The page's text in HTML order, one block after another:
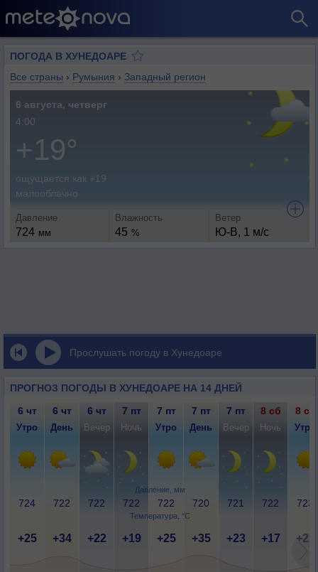
ПОГОДА В ХУНЕДОАРЕ
Все страны › Румыния › Западный регион
6 августа, четверг
4:00
+19°
ощущается как +19
малооблачно
Давление
724 мм
Влажность
45 %
Ветер
Ю-В, 1 м/с
Прослушать погоду в Хунедоаре
ПРОГНОЗ ПОГОДЫ В ХУНЕДОАРЕ НА 14 ДНЕЙ
Давление, мм
Температура, °C
6 чт 6 чт 6 чт 7 пт 7 пт 7 пт 7 пт 8 сб 8 сб
Утро День Вечер Ночь Утро День Вечер Ночь Утро
724 722 722 722 722 720 721 722 723
+25 +34 +22 +19 +25 +35 +23 +17 +22